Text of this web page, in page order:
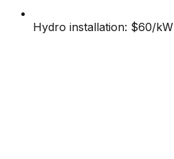
Hydro installation: $60/kW